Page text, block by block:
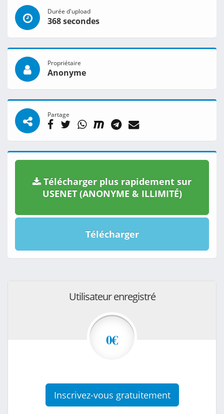
Durée d'upload
368 secondes
Propriétaire
Anonyme
Partage
Télécharger plus rapidement sur
USENET (ANONYME & ILLIMITÉ)
Télécharger
Utilisateur enregistré
0€
Inscrivez-vous gratuitement